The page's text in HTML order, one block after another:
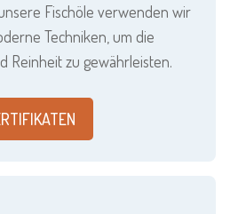
Fischöle verwenden wir
Techniken, um die
Reinheit zu gewährleisten.